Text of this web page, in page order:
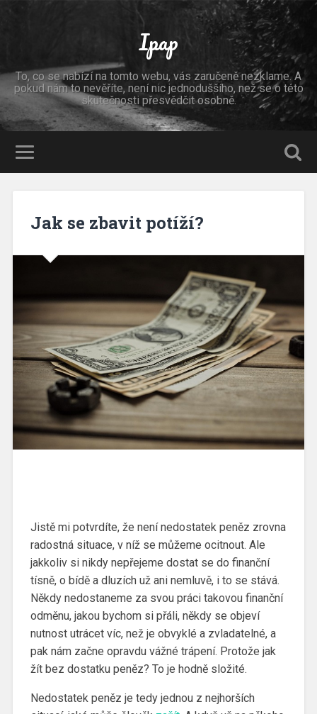
Ipap
To, co se nabízí na tomto webu, vás zaručeně nezklame. A
pokud nám to nevěříte, není nic jednoduššího, než se o této
skutečnosti přesvědčit osobně.
Jak se zbavit potíží?
Jistě mi potvrdíte, že není nedostatek peněz zrovna
radostná situace, v níž se můžeme ocitnout. Ale
jakkoliv si nikdy nepřejeme dostat se do finanční
tísně, o bídě a dluzích už ani nemluvě, i to se stává.
Někdy nedostaneme za svou práci takovou finanční
odměnu, jakou bychom si přáli, někdy se objeví
nutnost utrácet víc, než je obvyklé a zvladatelné, a
pak nám začne opravdu vážné trápení. Protože jak
žít bez dostatku peněz? To je hodně složité.
Nedostatek peněz je tedy jednou z nejhorších